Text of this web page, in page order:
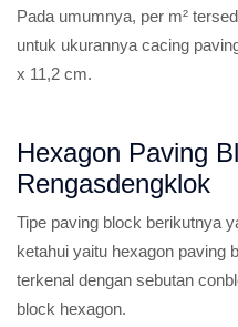
Pada umumnya, per m²
untuk ukurannya cacing
x 11,2 cm.
Hexagon Paving
Rengasdengklok
Tipe paving block berikutnya
ketahui yaitu hexagon paving
terkenal dengan sebutan
block hexagon.